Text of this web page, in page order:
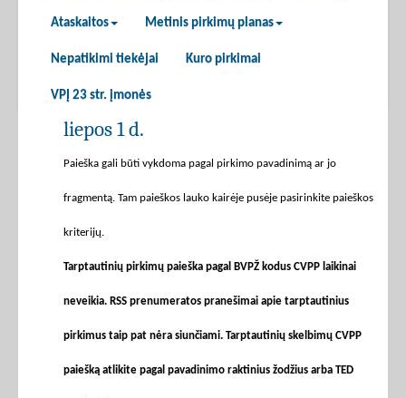
Ataskaitos Metinis pirkimų planas
Nepatikimi tiekėjai Kuro pirkimai
VPĮ 23 str. įmonės
liepos 1 d.
Paieška gali būti vykdoma pagal pirkimo pavadinimą ar jo
fragmentą. Tam paieškos lauko kairėje pusėje pasirinkite paieškos
kriterijų.
Tarptautinių pirkimų paieška pagal BVPŽ kodus CVPP laikinai
neveikia. RSS prenumeratos pranešimai apie tarptautinius
pirkimus taip pat nėra siunčiami. Tarptautinių skelbimų CVPP
paiešką atlikite pagal pavadinimo raktinius žodžius arba TED